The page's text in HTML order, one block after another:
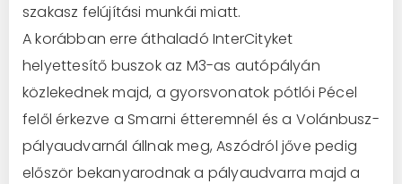
szakasz felújítási munkái miatt.
A korábban erre áthaladó InterCityket
helyettesítő buszok az M3-as autópályán
közlekednek majd, a gyorsvonatok pótlói Pécel
felől érkezve a Smarni étteremnél és a Volánbusz-
pályaudvarnál állnak meg, Aszódról jőve pedig
először bekanyarodnak a pályaudvarra majd a